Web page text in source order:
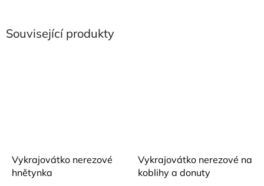
Související produkty
Vykrajovátko nerezové
hnětynka
Vykrajovátko nerezové na
koblihy a donuty